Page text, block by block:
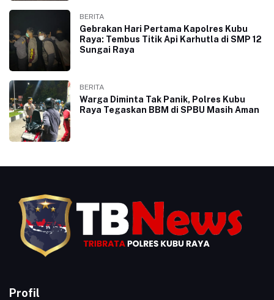
BERITA
Gebrakan Hari Pertama Kapolres Kubu
Raya: Tembus Titik Api Karhutla di SMP 12
Sungai Raya
BERITA
Warga Diminta Tak Panik, Polres Kubu
Raya Tegaskan BBM di SPBU Masih Aman
Profil